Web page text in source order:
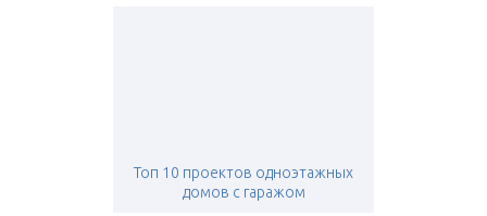
Топ 10 проектов одноэтажных
домов с гаражом